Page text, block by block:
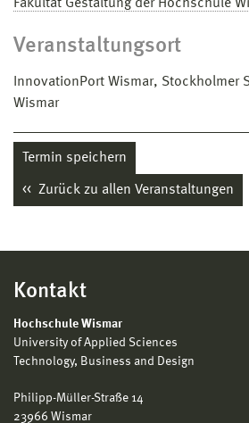
Fakultät Gestaltung der Hochschule
Veranstaltungsort
InnovationPort Wismar, Stockholmer
Wismar
Termin speichern
Zurück zu allen Veranstaltungen
Kontakt
Hochschule Wismar
University of Applied Sciences
Technology, Business and Design
Philipp-Müller-Straße 14
23966 Wismar